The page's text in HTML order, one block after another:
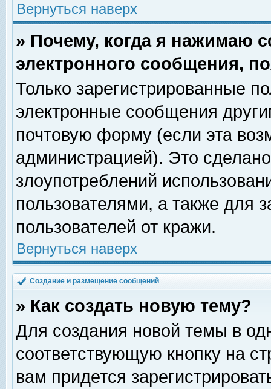
Вернуться наверх
» Почему, когда я нажимаю
электронного сообщения,
Только зарегистрированные
электронные сообщения
почтовую форму (если эта
администрацией). Это
злоупотреблений
пользователями, а также для
пользователей от кражи.
Вернуться наверх
Создание и размещение сообщений
» Как создать новую тему?
Для создания новой темы в
соответствующую кнопку на
вам придется